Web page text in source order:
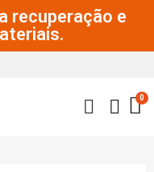
recuperação e